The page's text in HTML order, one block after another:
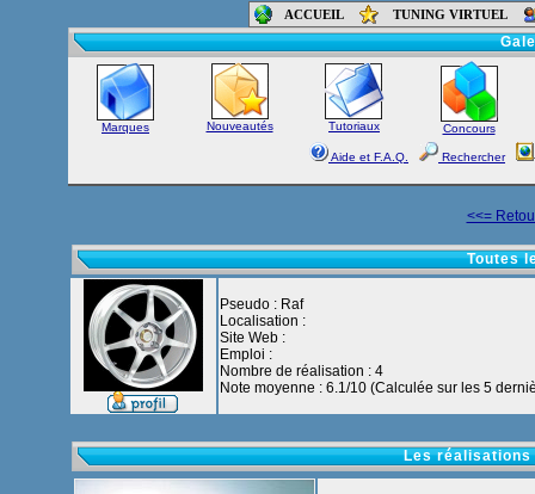
ACCUEIL TUNING VIRTUEL
Accueil-
Marques Nouveautés Tutoriaux Concours
Aide et F.A.Q. Rechercher
<<=
Toutes
Pseudo : Raf
Localisation :
Site Web :
Emploi :
Nombre de réalisation : 4
Note moyenne : 6.1/10 (Calculée sur les 5
Les réalisations